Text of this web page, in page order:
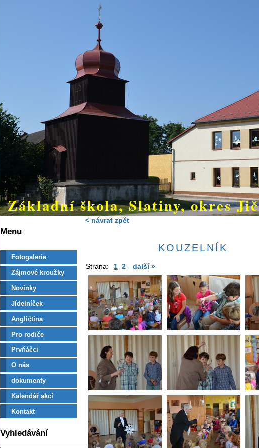
Základní škola, Slatiny, okres
Menu
Fotogalerie
Zájmové kroužky
Novinky
Jídelníček
Angličtina
Pro rodiče
Prvňáčci
O nás
dokumenty
Kalendář akcí
Kontakt
Vyhledávání
< návrat zpět
KOUZELNÍK
Strana: 1 2 další »